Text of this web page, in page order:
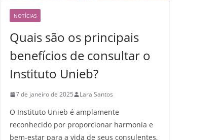
NOTÍCIAS
Quais são os principais
benefícios de consultar o
Instituto Unieb?
7 de janeiro de 2025 Lara Santos
O Instituto Unieb é amplamente
reconhecido por proporcionar harmonia e
bem-estar para a vida de seus consulentes,